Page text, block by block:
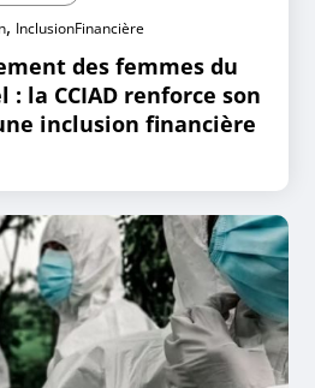
, InclusionFinancière
des femmes du
la CCIAD renforce son
inclusion financière